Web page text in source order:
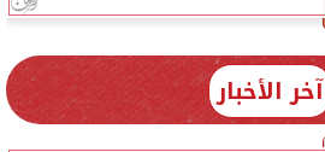
آخر الأخبار